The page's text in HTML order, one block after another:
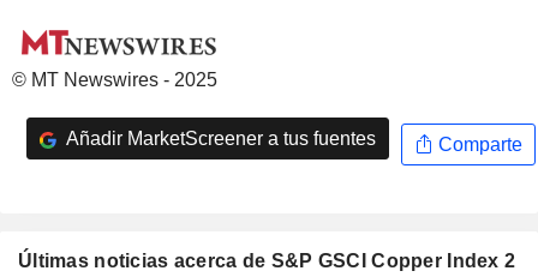
© MT Newswires - 2025
Añadir MarketScreener a tus fuentes Comparte
Últimas noticias acerca de S&P GSCI Copper Index 2